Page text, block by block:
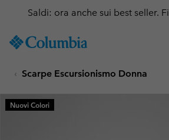
TO
SKIP
MAIN
NAV
Saldi: ora anche sui best seller.
Scarpe Escursionismo Donna
Nuovi Colori